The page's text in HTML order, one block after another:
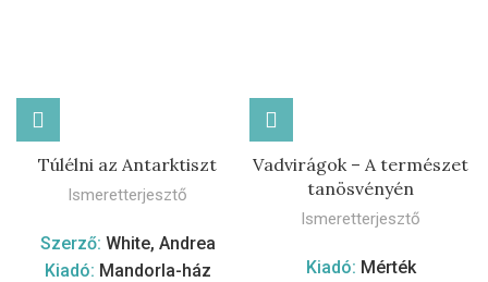
Túlélni az Antarktiszt
Ismeretterjesztő
Szerző: White, Andrea
Kiadó: Mandorla-ház
Vadvirágok – A természet
tanösvényén
Ismeretterjesztő
Kiadó: Mérték